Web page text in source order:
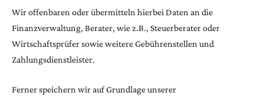
Wir offenbaren oder übermitteln hierbei Daten an die
Finanzverwaltung, Berater, wie z.B., Steuerberater oder
Wirtschaftsprüfer sowie weitere Gebührenstellen und
Zahlungsdienstleister.
Ferner speichern wir auf Grundlage unserer